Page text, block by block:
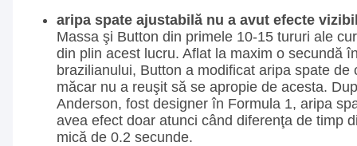
aripa spate ajustabilă nu a avut efecte
Massa şi Button din primele 10-15 tururi ale
din plin acest lucru. Aflat la maxim o secundă
brazilianului, Button a modificat aripa spate de
măcar nu a reuşit să se apropie de acesta.
Anderson, fost designer în Formula 1, aripa
avea efect doar atunci când diferenţa de timp
mică de 0.2 secunde.